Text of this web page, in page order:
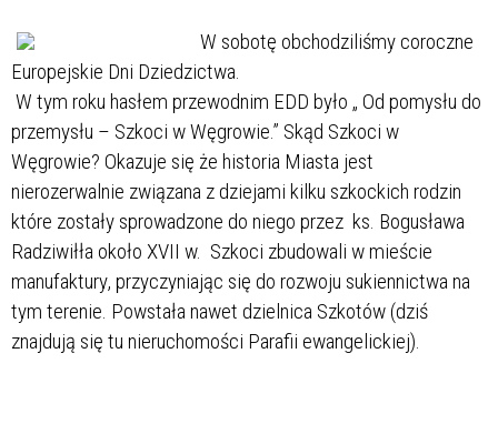
W sobotę obchodziliśmy coroczne
Europejskie Dni Dziedzictwa.
W tym roku hasłem przewodnim EDD było „ Od pomysłu do
przemysłu – Szkoci w Węgrowie.” Skąd Szkoci w
Węgrowie? Okazuje się że historia Miasta jest
nierozerwalnie związana z dziejami kilku szkockich rodzin
które zostały sprowadzone do niego przez ks. Bogusława
Radziwiłła około XVII w. Szkoci zbudowali w mieście
manufaktury, przyczyniając się do rozwoju sukiennictwa na
tym terenie. Powstała nawet dzielnica Szkotów (dziś
znajdują się tu nieruchomości Parafii ewangelickiej).